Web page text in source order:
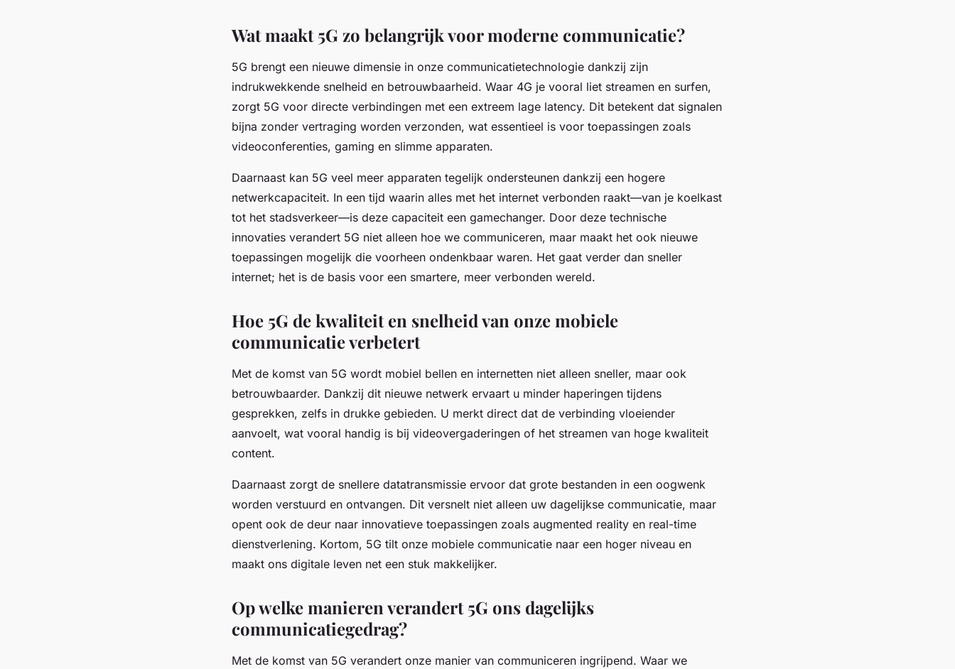
Wat maakt 5G zo belangrijk voor moderne communicatie?
5G brengt een nieuwe dimensie in onze communicatietechnologie dankzij zijn
indrukwekkende snelheid en betrouwbaarheid. Waar 4G je vooral liet streamen en surfen,
zorgt 5G voor directe verbindingen met een extreem lage latency. Dit betekent dat signalen
bijna zonder vertraging worden verzonden, wat essentieel is voor toepassingen zoals
videoconferenties, gaming en slimme apparaten.
Daarnaast kan 5G veel meer apparaten tegelijk ondersteunen dankzij een hogere
netwerkcapaciteit. In een tijd waarin alles met het internet verbonden raakt—van je koelkast
tot het stadsverkeer—is deze capaciteit een gamechanger. Door deze technische
innovaties verandert 5G niet alleen hoe we communiceren, maar maakt het ook nieuwe
toepassingen mogelijk die voorheen ondenkbaar waren. Het gaat verder dan sneller
internet; het is de basis voor een smartere, meer verbonden wereld.
Hoe 5G de kwaliteit en snelheid van onze mobiele
communicatie verbetert
Met de komst van 5G wordt mobiel bellen en internetten niet alleen sneller, maar ook
betrouwbaarder. Dankzij dit nieuwe netwerk ervaart u minder haperingen tijdens
gesprekken, zelfs in drukke gebieden. U merkt direct dat de verbinding vloeiender
aanvoelt, wat vooral handig is bij videovergaderingen of het streamen van hoge kwaliteit
content.
Daarnaast zorgt de snellere datatransmissie ervoor dat grote bestanden in een oogwenk
worden verstuurd en ontvangen. Dit versnelt niet alleen uw dagelijkse communicatie, maar
opent ook de deur naar innovatieve toepassingen zoals augmented reality en real-time
dienstverlening. Kortom, 5G tilt onze mobiele communicatie naar een hoger niveau en
maakt ons digitale leven net een stuk makkelijker.
Op welke manieren verandert 5G ons dagelijks
communicatiegedrag?
Met de komst van 5G verandert onze manier van communiceren ingrijpend. Waar we